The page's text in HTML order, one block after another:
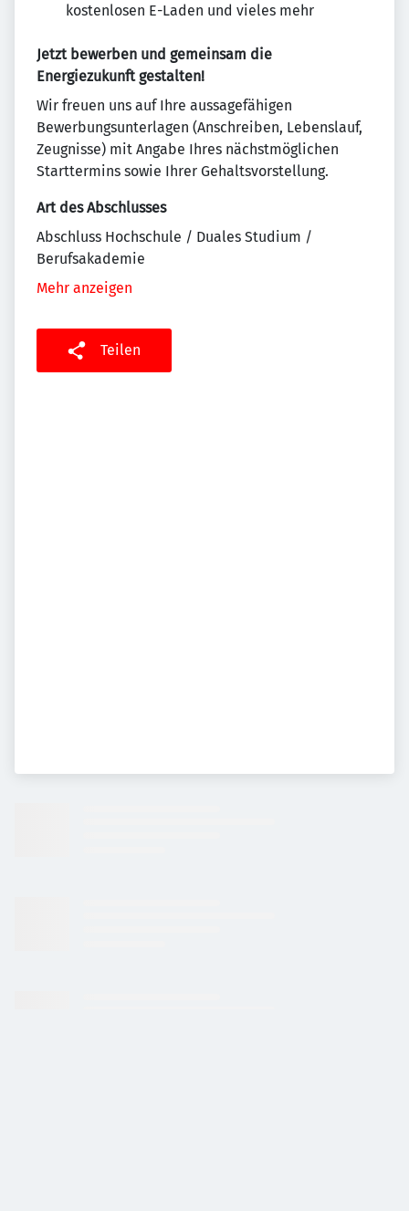
kostenlosen E-Laden und vieles mehr
Jetzt bewerben und gemeinsam die
Energiezukunft gestalten!
Wir freuen uns auf Ihre aussagefähigen
Bewerbungsunterlagen (Anschreiben, Lebenslauf,
Zeugnisse) mit Angabe Ihres nächstmöglichen
Starttermins sowie Ihrer Gehaltsvorstellung.
Art des Abschlusses
Abschluss Hochschule / Duales Studium /
Berufsakademie
Mehr anzeigen
Teilen